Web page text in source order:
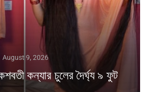
August 9, 2026
কন্যার চুলের দৈর্ঘ্য ৯ ফুট